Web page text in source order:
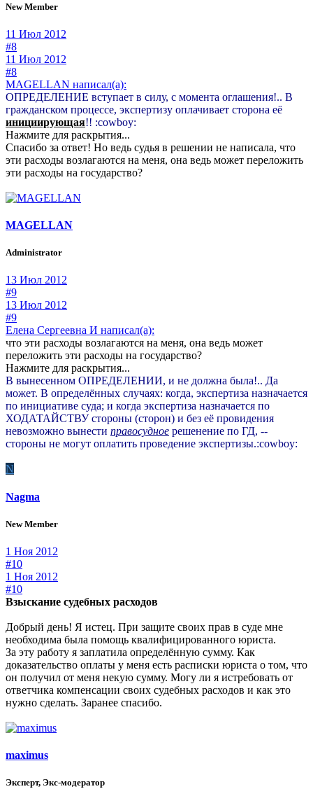
New Member
11 Июл 2012
#8
11 Июл 2012
#8
MAGELLAN написал(а):
ОПРЕДЕЛЕНИЕ вступает в силу, с момента оглашения!.. В
гражданском процессе, экспертизу оплачивает сторона её
инициирующая!! :cowboy:
Нажмите для раскрытия...
Спасибо за ответ! Но ведь судья в решении не написала, что
эти расходы возлагаются на меня, она ведь может переложить
эти расходы на государство?
MAGELLAN
Administrator
13 Июл 2012
#9
13 Июл 2012
#9
Елена Сергеевна И написал(а):
что эти расходы возлагаются на меня, она ведь может
переложить эти расходы на государство?
Нажмите для раскрытия...
В вынесенном ОПРЕДЕЛЕНИИ, и не должна была!.. Да
может. В определённых случаях: когда, экспертиза назначается
по инициативе суда; и когда экспертиза назначается по
ХОДАТАЙСТВУ стороны (сторон) и без её провидения
невозможно вынести правосудное решенение по ГД, --
стороны не могут оплатить проведение экспертизы.:cowboy:
N
Nagma
New Member
1 Ноя 2012
#10
1 Ноя 2012
#10
Взыскание судебных расходов
Добрый день! Я истец. При защите своих прав в суде мне
необходима была помощь квалифицированного юриста.
За эту работу я заплатила определённую сумму. Как
доказательство оплаты у меня есть расписки юриста о том, что
он получил от меня некую сумму. Могу ли я истребовать от
ответчика компенсации своих судебных расходов и как это
нужно сделать. Заранее спасибо.
maximus
Эксперт, Экс-модератор